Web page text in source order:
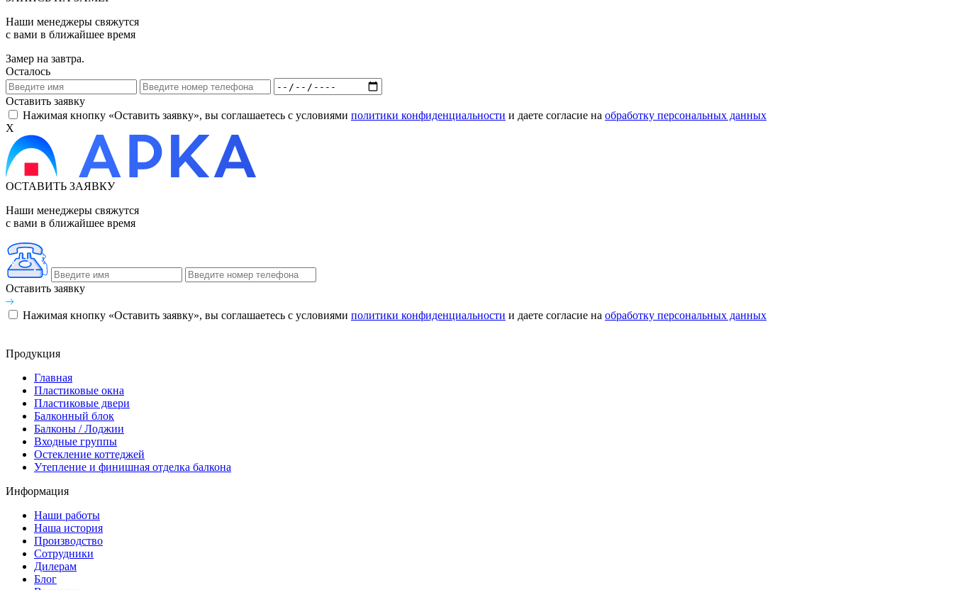
Наши менеджеры свяжутся
с вами в ближайшее время
Замер на завтра.
Осталось
Оставить заявку
Нажимая кнопку «Оставить заявку», вы соглашаетесь с условиями политики конфиденциальности и даете согласие на обработку персональных данных
X
ОСТАВИТЬ ЗАЯВКУ
Наши менеджеры свяжутся
с вами в ближайшее время
Оставить заявку
Нажимая кнопку «Оставить заявку», вы соглашаетесь с условиями политики конфиденциальности и даете согласие на обработку персональных данных
Продукция
Главная
Пластиковые окна
Пластиковые двери
Балконный блок
Балконы / Лоджии
Входные группы
Остекление коттеджей
Утепление и финишная отделка балкона
Информация
Наши работы
Наша история
Производство
Сотрудники
Дилерам
Блог